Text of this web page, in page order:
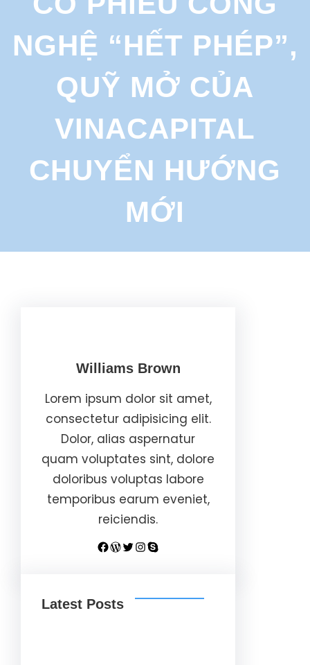
NGHỆ “HẾT PHÉP”,
QUỸ MỞ CỦA
VINACAPITAL
CHUYỂN HƯỚNG
MỚI
Williams Brown
Lorem ipsum dolor sit amet,
consectetur adipisicing elit.
Dolor, alias aspernatur
quam voluptates sint, dolore
doloribus voluptas labore
temporibus earum eveniet,
reiciendis.
Facebook WordPress Twitter InstagramSkype
Latest Posts